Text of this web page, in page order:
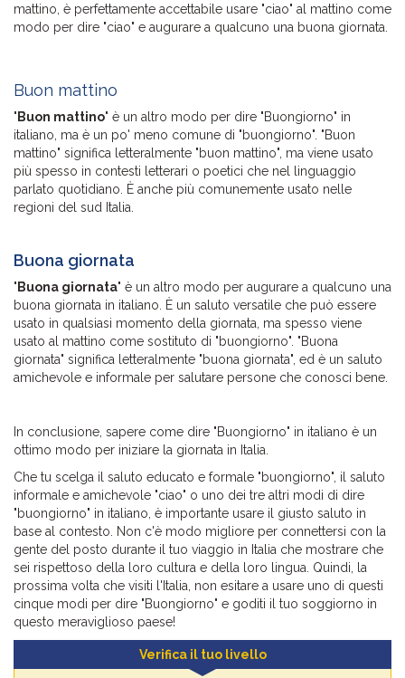
mattino, è perfettamente accettabile usare "ciao" al mattino come
modo per dire "ciao" e augurare a qualcuno una buona giornata.
Buon mattino
"Buon mattino" è un altro modo per dire "Buongiorno" in
italiano, ma è un po' meno comune di "buongiorno". "Buon
mattino" significa letteralmente "buon mattino", ma viene usato
più spesso in contesti letterari o poetici che nel linguaggio
parlato quotidiano. È anche più comunemente usato nelle
regioni del sud Italia.
Buona giornata
"Buona giornata" è un altro modo per augurare a qualcuno una
buona giornata in italiano. È un saluto versatile che può essere
usato in qualsiasi momento della giornata, ma spesso viene
usato al mattino come sostituto di "buongiorno". "Buona
giornata" significa letteralmente "buona giornata", ed è un saluto
amichevole e informale per salutare persone che conosci bene.
In conclusione, sapere come dire "Buongiorno" in italiano è un
ottimo modo per iniziare la giornata in Italia.
Che tu scelga il saluto educato e formale "buongiorno", il saluto
informale e amichevole "ciao" o uno dei tre altri modi di dire
"buongiorno" in italiano, è importante usare il giusto saluto in
base al contesto. Non c'è modo migliore per connettersi con la
gente del posto durante il tuo viaggio in Italia che mostrare che
sei rispettoso della loro cultura e della loro lingua. Quindi, la
prossima volta che visiti l'Italia, non esitare a usare uno di questi
cinque modi per dire "Buongiorno" e goditi il tuo soggiorno in
questo meraviglioso paese!
Verifica il tuo livello